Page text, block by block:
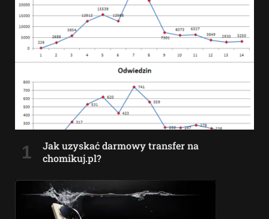
Jak uzyskać darmowy transfer na
chomikuj.pl?